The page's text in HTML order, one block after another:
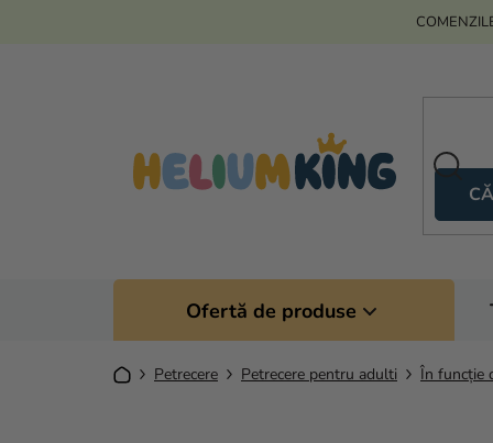
Ofertă de produse
Acasă Petrecere Petrecere pentru adulti În funcție